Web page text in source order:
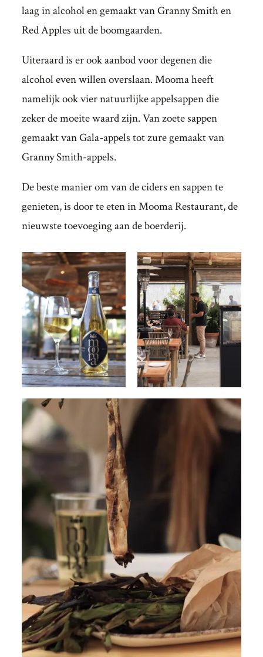
laag in alcohol en gemaakt van Granny Smith en
Red Apples uit de boomgaarden.
Uiteraard is er ook aanbod voor degenen die
alcohol even willen overslaan. Mooma heeft
namelijk ook vier natuurlijke appelsappen die
zeker de moeite waard zijn. Van zoete sappen
gemaakt van Gala-appels tot zure gemaakt van
Granny Smith-appels.
De beste manier om van de ciders en sappen te
genieten, is door te eten in Mooma Restaurant, de
nieuwste toevoeging aan de boerderij.